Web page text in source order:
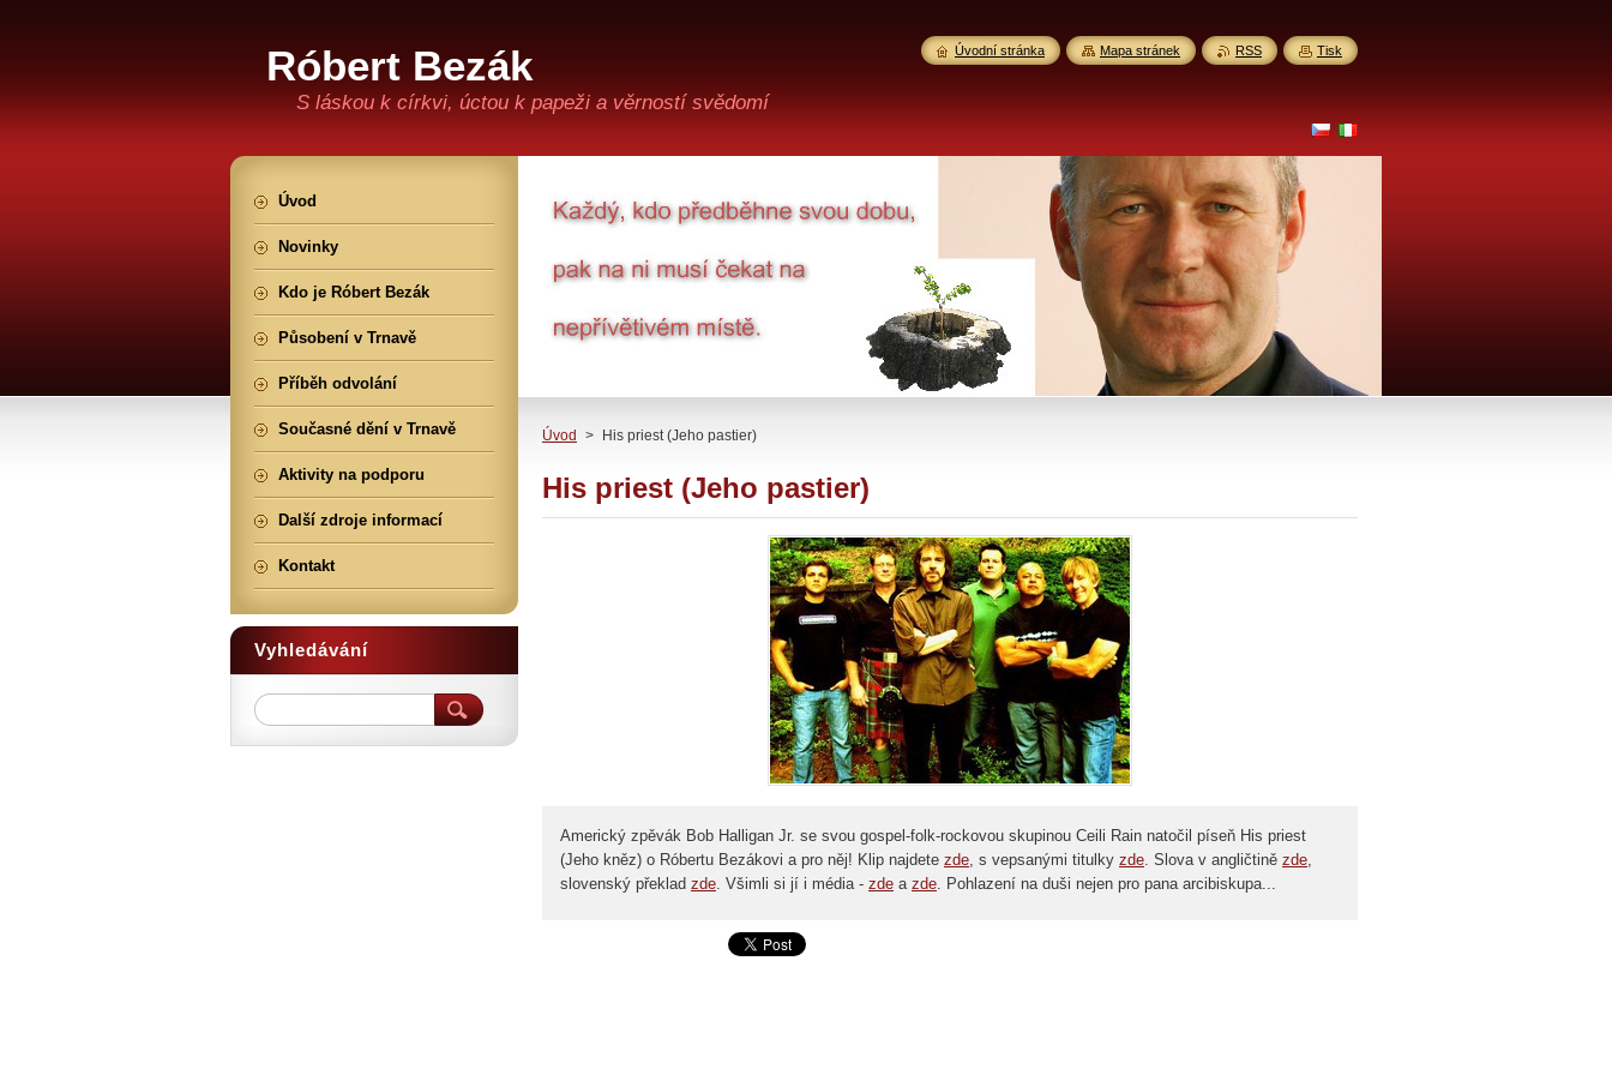
Róbert Bezák
S láskou k církvi, úctou k papeži a věrností svědomí
Úvod > His priest (Jeho pastier)
His priest (Jeho pastier)
Americký zpěvák Bob Halligan Jr. se svou gospel-folk-rockovou skupinou Ceili Rain natočil píseň His priest
(Jeho kněz) o Róbertu Bezákovi a pro něj! Klip najdete zde, s vepsanými titulky zde. Slova v angličtině zde,
slovenský překlad zde. Všimli si jí i média - zde a zde. Pohlazení na duši nejen pro pana arcibiskupa...
Úvod
Novinky
Kdo je Róbert Bezák
Působení v Trnavě
Příběh odvolání
Současné dění v Trnavě
Aktivity na podporu
Další zdroje informací
Kontakt
Vyhledávání
Úvodní stránka Mapa stránek RSS Tisk